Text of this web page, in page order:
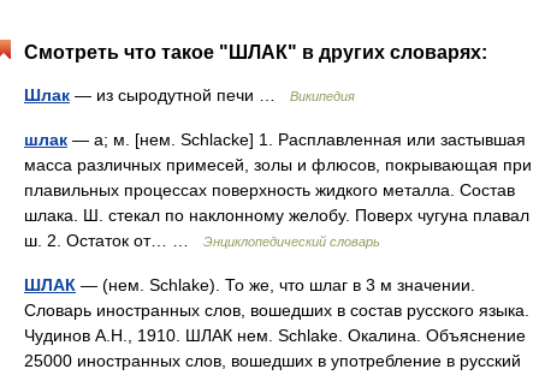
Смотреть что такое "ШЛАК" в других словарях:
Шлак — из сыродутной печи … Википедия
шлак — а; м. [нем. Schlacke] 1. Расплавленная или застывшая
масса различных примесей, золы и флюсов, покрывающая при
плавильных процессах поверхность жидкого металла. Состав
шлака. Ш. стекал по наклонному желобу. Поверх чугуна плавал
ш. 2. Остаток от… …
Энциклопедический словарь
ШЛАК — (нем. Schlake). То же, что шлаг в 3 м значении.
Словарь иностранных слов, вошедших в состав русского языка.
Чудинов А.Н., 1910. ШЛАК нем. Schlake. Окалина. Объяснение
25000 иностранных слов, вошедших в употребление в русский